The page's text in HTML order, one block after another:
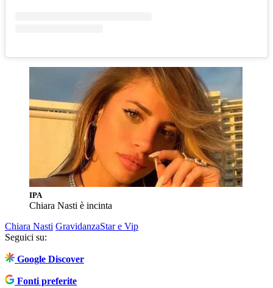
IPA
Chiara Nasti è incinta
Chiara Nasti GravidanzaStar e Vip
Seguici su:
Google Discover
Fonti preferite